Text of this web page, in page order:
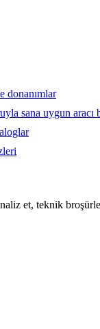
donanımlar
sana uygun aracı
et, teknik